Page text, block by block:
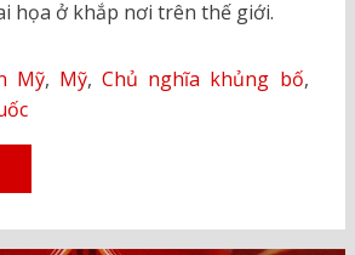
họa ở khắp nơi trên thế giới.
Mỹ, Mỹ,Chủ nghĩa khủng bố,